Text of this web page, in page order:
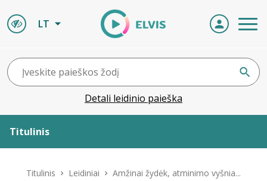
LT
Detali leidinio paieška
Titulinis
Titulinis Leidiniai Amžinai žydėk, atminimo vyšnia...